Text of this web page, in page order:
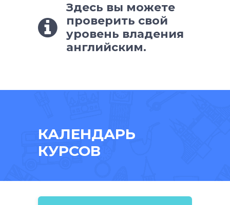
Здесь вы можете
проверить свой
уровень владения
английским.
КАЛЕНДАРЬ
КУРСОВ